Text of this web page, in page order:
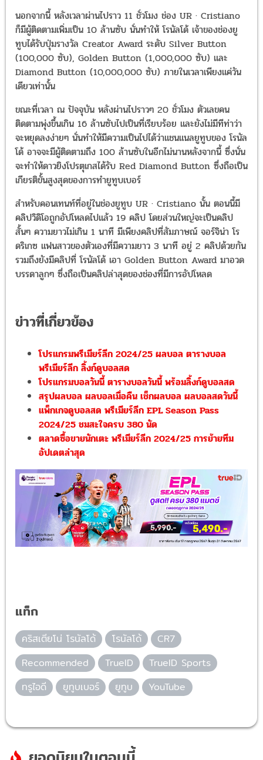
นอกจากนี้ หลังเวลาผ่านไปราว 11 ชั่วโมง ช่อง UR · Cristiano
ก็มีผู้ติดตามเพิ่มเป็น 10 ล้านซับ นั่นทำให้ โรนัลโด้ เจ้าของช่องยู
ทูบได้รับปุ่มรางวัล Creator Award ระดับ Silver Button
(100,000 ซับ), Golden Button (1,000,000 ซับ) และ
Diamond Button (10,000,000 ซับ) ภายในเวลาเพียงแค่วัน
เดียวเท่านั้น
ขณะที่เวลา ณ ปัจจุบัน หลังผ่านไปราวๆ 20 ชั่วโมง ตัวเลขคน
ติดตามพุ่งขึ้นเกิน 16 ล้านซับไปเป็นที่เรียบร้อย และยังไม่มีทีท่าว่า
จะหยุดลงง่ายๆ นั่นทำให้มีความเป็นไปได้ว่าแชนแนลยูทูบของ โรนัล
โด้ อาจจะมีผู้ติดตามถึง 100 ล้านซับในอีกไม่นานหลังจากนี้ ซึ่งนั่น
จะทำให้ดาวยิงโปรตุเกสได้รับ Red Diamond Button ซึ่งถือเป็น
เกียรติขั้นสูงสุดของการทำยูทูบเบอร์
สำหรับคอนเทนท์ที่อยู่ในช่องยูทูบ UR · Cristiano นั้น ตอนนี้มี
คลิปวิดิโอถูกอัปโหลดไปแล้ว 19 คลิป โดยส่วนใหญ่จะเป็นคลิป
สั้นๆ ความยาวไม่เกิน 1 นาที มีเพียงคลิปที่สัมภาษณ์ จอร์จิน่า โร
ดริเกซ แฟนสาวของตัวเองที่มีความยาว 3 นาที อยู่ 2 คลิปด้วยกัน
รวมถึงยังมีคลิปที่ โรนัลโด้ เอา Golden Button Award มาอวด
บรรดาลูกๆ ซึ่งถือเป็นคลิปล่าสุดของช่องที่มีการอัปโหลด
ข่าวที่เกี่ยวข้อง
โปรแกรมพรีเมียร์ลีก 2024/25 ผลบอล ตารางบอล
พรีเมียร์ลีก ลิ้งก์ดูบอลสด
โปรแกรมบอลวันนี้ ตารางบอลวันนี้ พร้อมลิ้งก์ดูบอลสด
สรุปผลบอล ผลบอลเมื่อคืน เช็กผลบอล ผลบอลสดวันนี้
แพ็กเกจดูบอลสด พรีเมียร์ลีก EPL Season Pass
2024/25 ชมสะใจครบ 380 นัด
ตลาดซื้อขายนักเตะ พรีเมียร์ลีก 2024/25 การย้ายทีม
อัปเดตล่าสุด
แท็ก
คริสเตียโน่ โรนัลโด้ โรนัลโด้
CR7
Recommended
TrueID
TrueID Sports
ทรูไอดี
ยูทูบเบอร์ ยูทูบ YouTube